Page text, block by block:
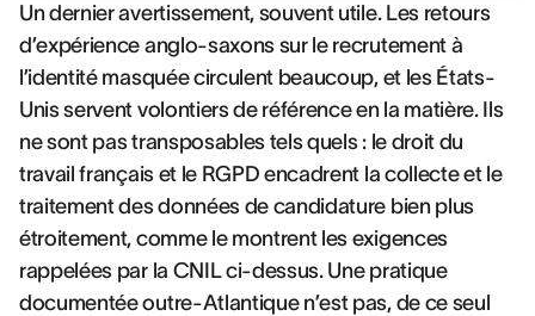
Un dernier avertissement, souvent utile. Les retours
d’expérience anglo-saxons sur le recrutement à
l’identité masquée circulent beaucoup, et les États-
Unis servent volontiers de référence en la matière. Ils
ne sont pas transposables tels quels : le droit du
travail français et le RGPD encadrent la collecte et le
traitement des données de candidature bien plus
étroitement, comme le montrent les exigences
rappelées par la CNIL ci-dessus. Une pratique
documentée outre-Atlantique n’est pas, de ce seul